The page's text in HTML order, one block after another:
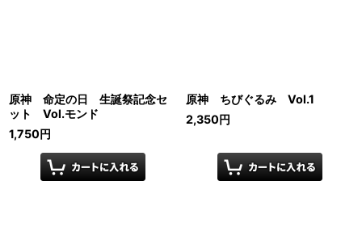
原神 命定の日 生誕祭記念セ
ット Vol.モンド
1,750円
原神 ちびぐるみ Vol.1
2,350円